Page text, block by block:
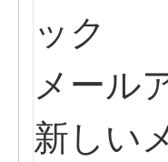
ック
メール
新しい